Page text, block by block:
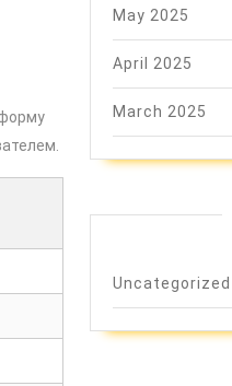
May 2025
April 2025
March 2025
Uncategorized